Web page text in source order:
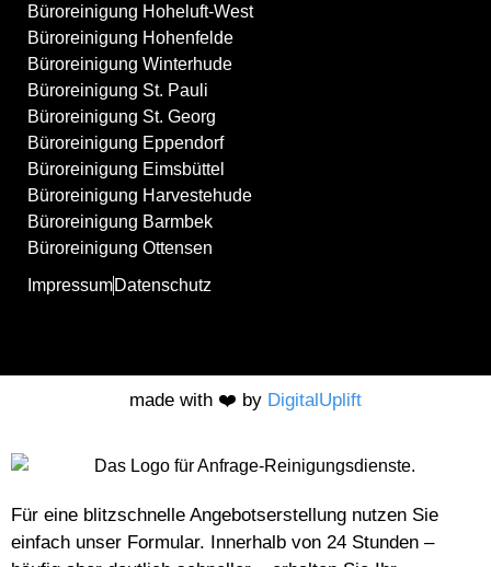
Büroreinigung Hoheluft-West
Büroreinigung Hohenfelde
Büroreinigung Winterhude
Büroreinigung St. Pauli
Büroreinigung St. Georg
Büroreinigung Eppendorf
Büroreinigung Eimsbüttel
Büroreinigung Harvestehude
Büroreinigung Barmbek
Büroreinigung Ottensen
ImpressumDatenschutz
made with ❤️ by DigitalUplift
Für eine blitzschnelle Angebotserstellung nutzen Sie
einfach unser Formular. Innerhalb von 24 Stunden –